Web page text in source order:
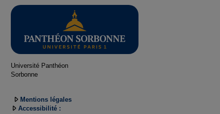
Université Panthéon
Sorbonne
Mentions légales
Accessibilité :